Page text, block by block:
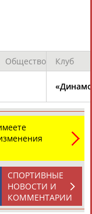
Герман
АБДУЛАЕВ
Загалав
АБДУЛБЕКОВ
Назир
АБДУЛЛАЕВ
Общество Клуб
СПОРТИВНЫЕ
НОВОСТИ И
КОММЕНТАРИИ